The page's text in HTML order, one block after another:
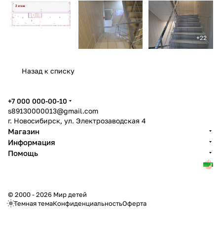
Назад к списку
+7 000 000-00-10
s89130000013@gmail.com
г. Новосибирск, ул. Электрозаводская 4
Магазин
Информация
Помощь
© 2000 - 2026 Мир детей
Темная темаКонфиденциальностьОферта